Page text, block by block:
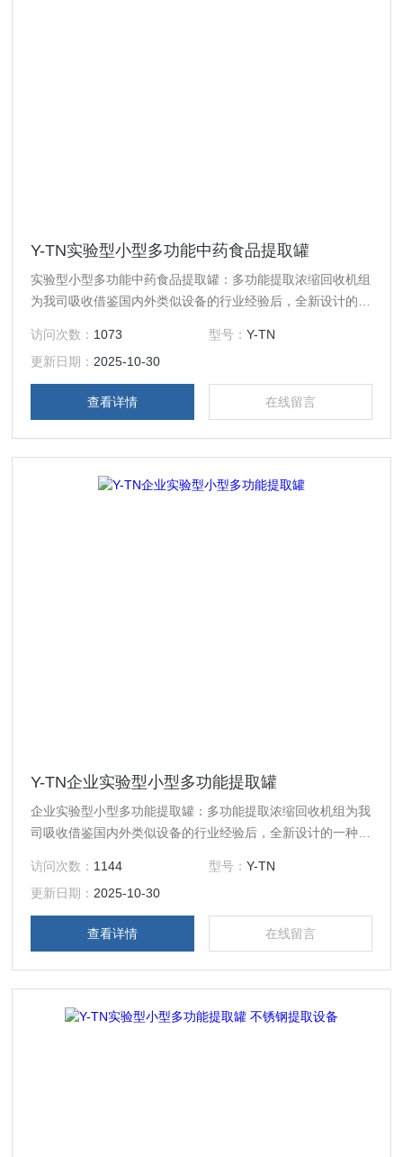
Y-TN实验型小型多功能中药食品提取罐
实验型小型多功能中药食品提取罐：多功能提取浓缩回收机组
为我司吸收借鉴国内外类似设备的行业经验后，全新设计的一
研院所、植提化工、生物发酵等行业，用于小试、中试研发、
小规模成品生产
访问次数： 1073 型号： Y-TN
更新日期： 2025-10-30
查看详情 在线留言
Y-TN企业实验型小型多功能提取罐
企业实验型小型多功能提取罐：多功能提取浓缩回收机组为我
司吸收借鉴国内外类似设备的行业经验后，全新设计的一种小
所、植提化工、生物发酵等行业，用于小试、中试研发、小规
模成品生产。
访问次数： 1144 型号： Y-TN
更新日期： 2025-10-30
查看详情 在线留言